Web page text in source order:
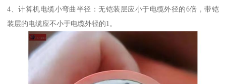
4、计算机电缆小弯曲半径：无铠装层应小于电缆外径的6倍，带铠
装层的电缆应不小于电缆外径的1。